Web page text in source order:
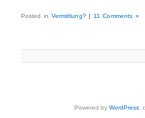
Posted in Vermittlung? | 11 Comments »
Powered byWordPress ,